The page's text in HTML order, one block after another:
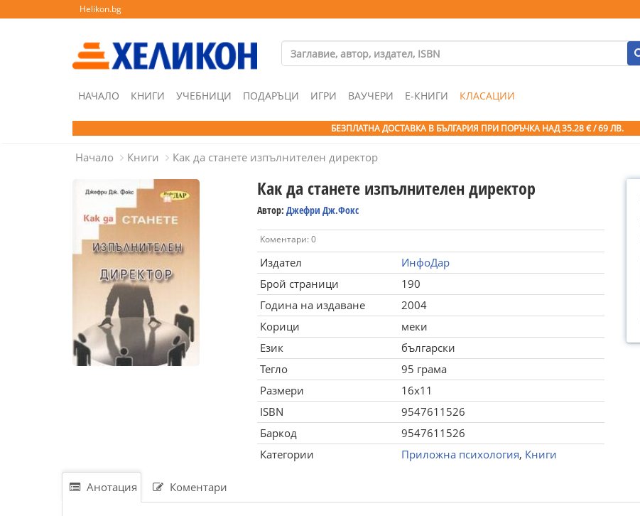
Helikon.bg
НАЧАЛО КНИГИ УЧЕБНИЦИ ПОДАРЪЦИ ИГРИ ВАУЧЕРИ Е-КНИГИ КЛАСАЦИИ
БЕЗПЛАТНА ДОСТАВКА В БЪЛГАРИЯ ПРИ ПОРЪЧКА НАД 35.28 € / 69 ЛВ.
Начало Книги Как да станете изпълнителен директор
Как да станете изпълнителен директор
Автор: Джефри Дж.Фокс
Коментари: 0
Издател
ИнфоДар
Брой страници
190
Година на издаване
2004
Корици
меки
Език
български
Тегло
95 грама
Размери
16x11
ISBN
9547611526
Баркод
9547611526
Категории
Приложна психология, Книги
Анотация Коментари